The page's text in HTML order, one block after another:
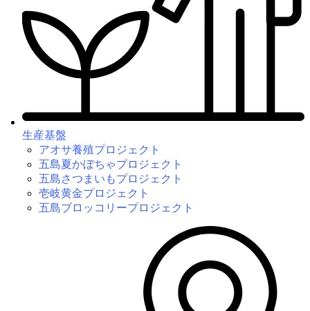
生産基盤
アオサ養殖プロジェクト
五島夏かぼちゃプロジェクト
五島さつまいもプロジェクト
壱岐黄金プロジェクト
五島ブロッコリープロジェクト